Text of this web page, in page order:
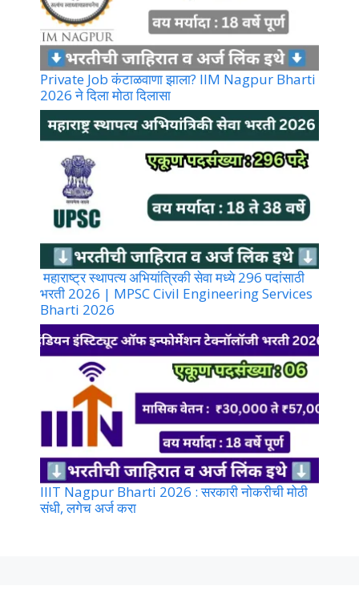
Private Job कंटाळवाणा झाला? IIM Nagpur Bharti
2026 ने दिला मोठा दिलासा
महाराष्ट्र स्थापत्य अभियांत्रिकी सेवा मध्ये 296 पदांसाठी
भरती 2026 | MPSC Civil Engineering Services
Bharti 2026
IIIT Nagpur Bharti 2026 : सरकारी नोकरीची मोठी
संधी, लगेच अर्ज करा